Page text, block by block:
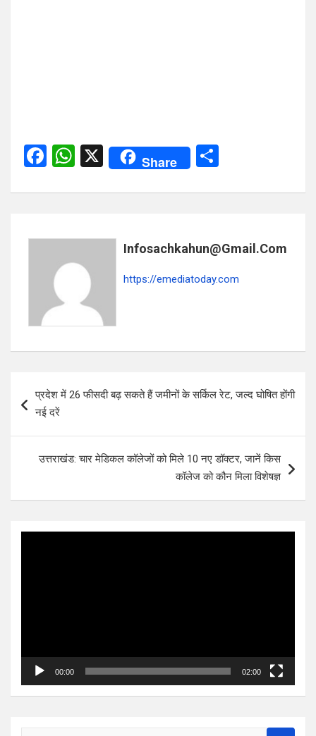
F
ce
o
o
k
W
at
A
p
p
X Share
ar
Infosachkahun@gmail.com
https://emediatoday.com
navigation
प्रदेश में 26 फीसदी बढ़ सकते हैं जमीनों के सर्किल रेट, जल्द घोषित होंगी
नई दरें
उत्तराखंड: चार मेडिकल कॉलेजों को मिले 10 नए डॉक्टर, जानें किस
कॉलेज को कौन मिला विशेषज्ञ
00:00 02:00